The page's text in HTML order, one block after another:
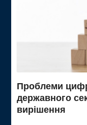
Проблеми
державного
вирішення